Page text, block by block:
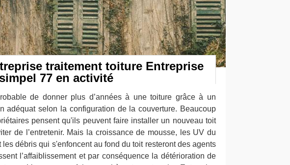
traitement toiture Entreprise
77 en activité
de donner plus d’années à une toiture grâce à un
adéquat selon la configuration de la couverture. Beaucoup
pensent qu'ils peuvent faire installer un nouveau toit
de l’entretenir. Mais la croissance de mousse, les UV du
les débris qui s'enfoncent au fond du toit resteront des agents
l’affaiblissement et par conséquence la détérioration de